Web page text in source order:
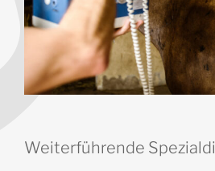
Weiterführende